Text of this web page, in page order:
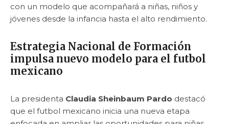
con un modelo que acompañará a niñas, niños y
jóvenes desde la infancia hasta el alto rendimiento.
Estrategia Nacional de Formación
impulsa nuevo modelo para el futbol
mexicano
La presidenta Claudia Sheinbaum Pardo destacó
que el futbol mexicano inicia una nueva etapa